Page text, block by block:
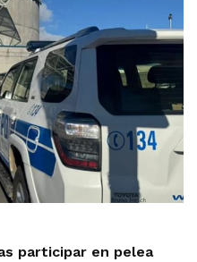
participar en pelea